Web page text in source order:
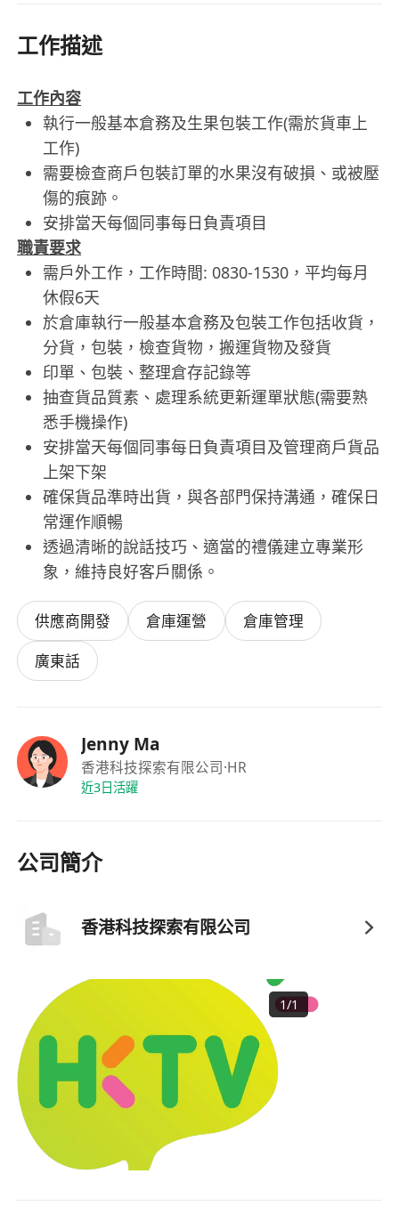
工作描述
工作內容
執行一般基本倉務及生果包裝工作(需於貨車上
工作)
需要檢查商戶包裝訂單的水果沒有破損、或被壓
傷的痕跡。
安排當天每個同事每日負責項目
職責要求
需戶外工作，工作時間: 0830-1530，平均每月
休假6天
於倉庫執行一般基本倉務及包裝工作包括收貨，
分貨，包裝，檢查貨物，搬運貨物及發貨
印單、包裝、整理倉存記錄等
抽查貨品質素、處理系統更新運單狀態(需要熟
悉手機操作)
安排當天每個同事每日負責項目及管理商戶貨品
上架下架
確保貨品準時出貨，與各部門保持溝通，確保日
常運作順暢
透過清晰的說話技巧、適當的禮儀建立專業形
象，維持良好客戶關係。
供應商開發 倉庫運營
倉庫管理
廣東話
Jenny Ma
香港科技探索有限公司·HR
近3日活躍
公司簡介
香港科技探索有限公司
1/1